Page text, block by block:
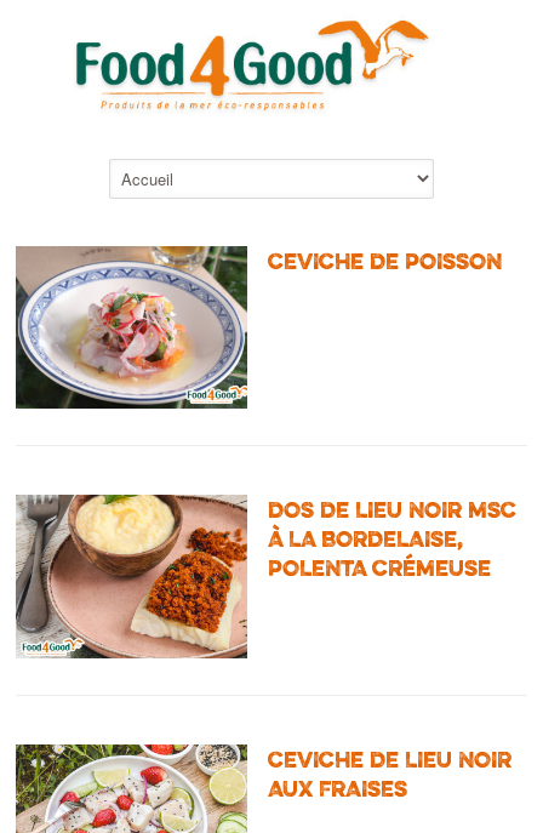
CEVICHE DE POISSON
DOS DE LIEU NOIR MSC
À LA BORDELAISE,
POLENTA CRÉMEUSE
CEVICHE DE LIEU NOIR
AUX FRAISES